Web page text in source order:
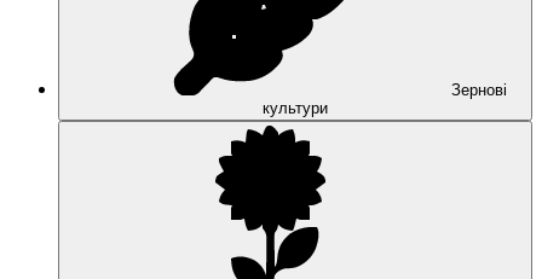
Зернові
культури